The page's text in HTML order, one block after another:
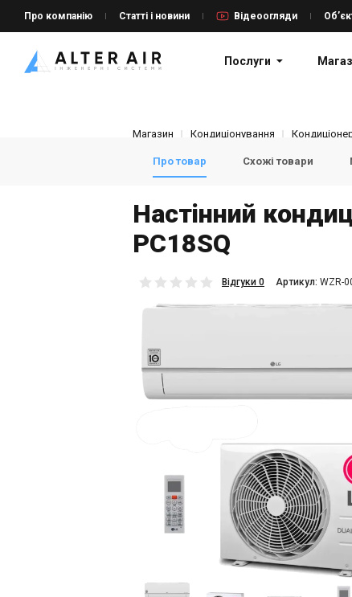
Про компанію Статті і новини Відеоогляди
Послуги
Магазин Кондиціонування
Про товар Схожі товари
Настінний
PC18SQ
Відгуки 0 Aртикул: WZR-